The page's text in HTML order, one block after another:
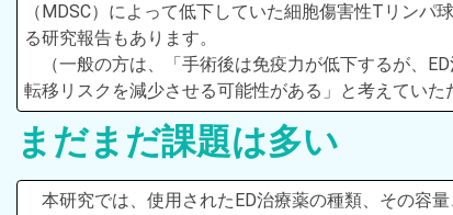
（MDSC）によって低下していた細胞傷害性Tリン
る研究報告もあります。
（一般の方は、「手術後は免疫力が低下するが、
転移リスクを減少させる可能性がある」と考えていた
まだまだ課題は多い
本研究では、使用されたED治療薬の種類、その容